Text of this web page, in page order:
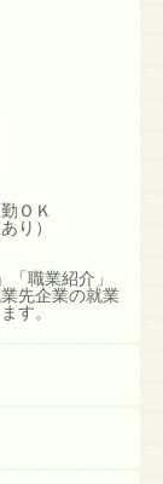
ＯＫ
り）
職業紹介」
先企業の就業
す。